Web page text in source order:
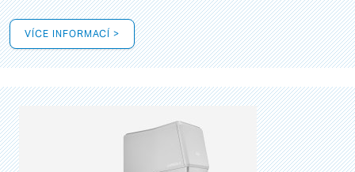
VÍCE INFORMACÍ >